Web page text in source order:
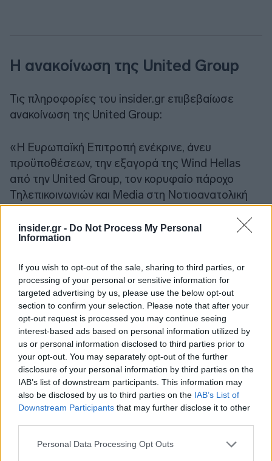
insider.gr - Do Not Process My Personal
Information
If you wish to opt-out of the sale, sharing to third parties, or
processing of your personal or sensitive information for
targeted advertising by us, please use the below opt-out
section to confirm your selection. Please note that after your
opt-out request is processed you may continue seeing
interest-based ads based on personal information utilized by
us or personal information disclosed to third parties prior to
your opt-out. You may separately opt-out of the further
disclosure of your personal information by third parties on the
IAB’s list of downstream participants. This information may
also be disclosed by us to third parties on the IAB’s List of
Downstream Participants that may further disclose it to other
Please note that this website/app uses one or more Google
Personal Data Processing Opt Outs
Η ανακοίνωση της United Group
Τις πληροφορίες του insider.gr επιβεβαίωσε
ανακοίνωση της United Group:
«Η Ευρωπαϊκή Επιτροπή ενέκρινε, άνευ
προϋποθέσεων, την εξαγορά της Wind Hellas
από την United Group, τον κορυφαίο πάροχο
Τηλεπικοινωνιών και Media στη Νοτιοανατολική
Ευρώπη.